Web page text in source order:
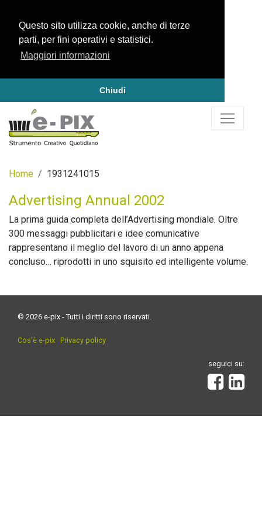
Questo sito utilizza cookie, anche di terze
parti, per fini operativi e statistici.
Maggiori informazioni
Chiudi
Home 1931241015
Advertising Annual 2002
La prima guida completa dell’Advertising mondiale. Oltre
300 messaggi pubblicitari e idee comunicative
rappresentano il meglio del lavoro di un anno appena
concluso… riprodotti in uno squisito ed intelligente volume.
© 2026 e-pix - Tutti i diritti sono riservati.
Cos’è e-pix Privacy policy
seguici su: